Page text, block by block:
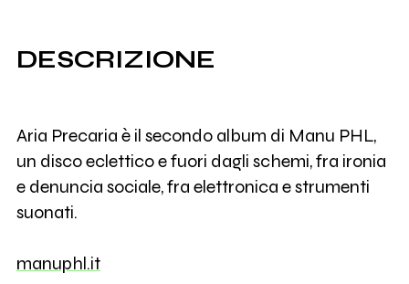
DESCRIZIONE
Aria Precaria è il secondo album di Manu PHL,
un disco eclettico e fuori dagli schemi, fra ironia
e denuncia sociale, fra elettronica e strumenti
suonati.
manuphl.it